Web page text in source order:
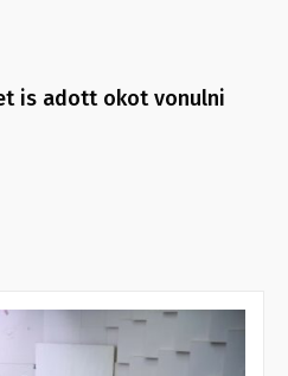
is adott okot vonulni